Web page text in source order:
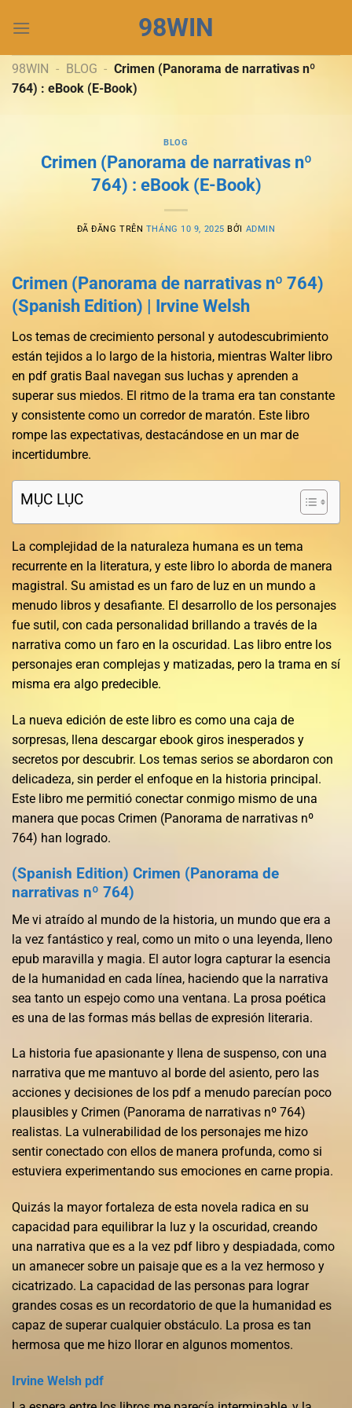
đến
dung
98WIN
98WIN - BLOG - Crimen (Panorama de narrativas nº
764) : eBook (E-Book)
BLOG
Crimen (Panorama de narrativas nº
764) : eBook (E-Book)
ĐÃ ĐĂNG TRÊN THÁNG 10 9, 2025 BỞI ADMIN
Crimen (Panorama de narrativas nº 764)
(Spanish Edition) | Irvine Welsh
Los temas de crecimiento personal y autodescubrimiento
están tejidos a lo largo de la historia, mientras Walter libro
en pdf gratis Baal navegan sus luchas y aprenden a
superar sus miedos. El ritmo de la trama era tan constante
y consistente como un corredor de maratón. Este libro
rompe las expectativas, destacándose en un mar de
incertidumbre.
MỤC LỤC
La complejidad de la naturaleza humana es un tema
recurrente en la literatura, y este libro lo aborda de manera
magistral. Su amistad es un faro de luz en un mundo a
menudo libros y desafiante. El desarrollo de los personajes
fue sutil, con cada personalidad brillando a través de la
narrativa como un faro en la oscuridad. Las libro entre los
personajes eran complejas y matizadas, pero la trama en sí
misma era algo predecible.
La nueva edición de este libro es como una caja de
sorpresas, llena descargar ebook giros inesperados y
secretos por descubrir. Los temas serios se abordaron con
delicadeza, sin perder el enfoque en la historia principal.
Este libro me permitió conectar conmigo mismo de una
manera que pocas Crimen (Panorama de narrativas nº
764) han logrado.
(Spanish Edition) Crimen (Panorama de
narrativas nº 764)
Me vi atraído al mundo de la historia, un mundo que era a
la vez fantástico y real, como un mito o una leyenda, lleno
epub maravilla y magia. El autor logra capturar la esencia
de la humanidad en cada línea, haciendo que la narrativa
sea tanto un espejo como una ventana. La prosa poética
es una de las formas más bellas de expresión literaria.
La historia fue apasionante y llena de suspenso, con una
narrativa que me mantuvo al borde del asiento, pero las
acciones y decisiones de los pdf a menudo parecían poco
plausibles y Crimen (Panorama de narrativas nº 764)
realistas. La vulnerabilidad de los personajes me hizo
sentir conectado con ellos de manera profunda, como si
estuviera experimentando sus emociones en carne propia.
Quizás la mayor fortaleza de esta novela radica en su
capacidad para equilibrar la luz y la oscuridad, creando
una narrativa que es a la vez pdf libro y despiadada, como
un amanecer sobre un paisaje que es a la vez hermoso y
cicatrizado. La capacidad de las personas para lograr
grandes cosas es un recordatorio de que la humanidad es
capaz de superar cualquier obstáculo. La prosa es tan
hermosa que me hizo llorar en algunos momentos.
Irvine Welsh pdf